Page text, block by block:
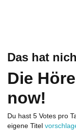
Das hat
Die
now!
Du hast 5 Votes pro
eigene Titel